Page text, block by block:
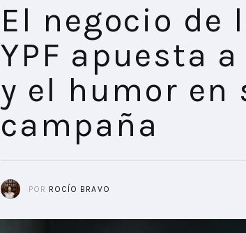
El negocio de
YPF apuesta
y el humor en
campaña
POR ROCÍO BRAVO